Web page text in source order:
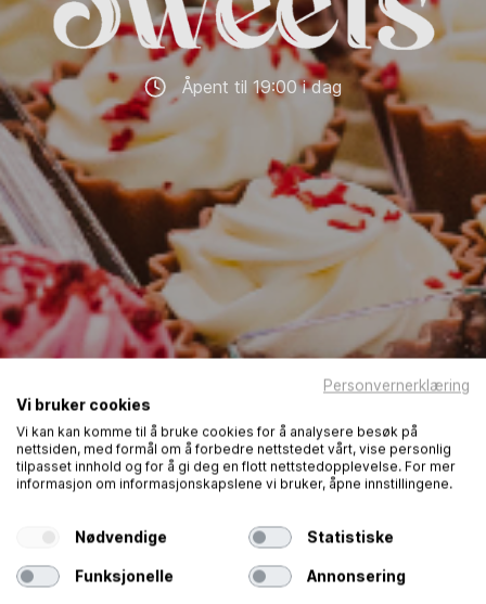
Åpent til 19:00 i dag
Personvernerklæring
Vi bruker cookies
Vi kan kan komme til å bruke cookies for å analysere besøk på
nettsiden, med formål om å forbedre nettstedet vårt, vise personlig
tilpasset innhold og for å gi deg en flott nettstedopplevelse. For mer
informasjon om informasjonskapslene vi bruker, åpne innstillingene.
Nødvendige Statistiske
Funksjonelle Annonsering